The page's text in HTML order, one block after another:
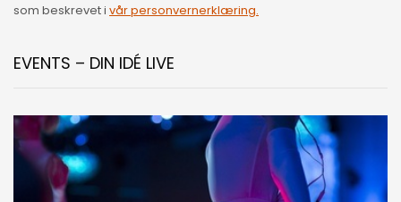
som beskrevet i vår personvernerklæring.
EVENTS – DIN IDÉ LIVE